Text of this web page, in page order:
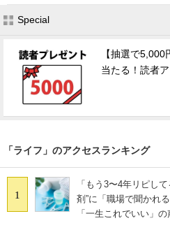
Special
【抽選で
当たる！読者
「ライフ」のアクセスランキング
1
「もう3〜4年リピし
剤”に「職場で聞かれ
「一生これでいい」の